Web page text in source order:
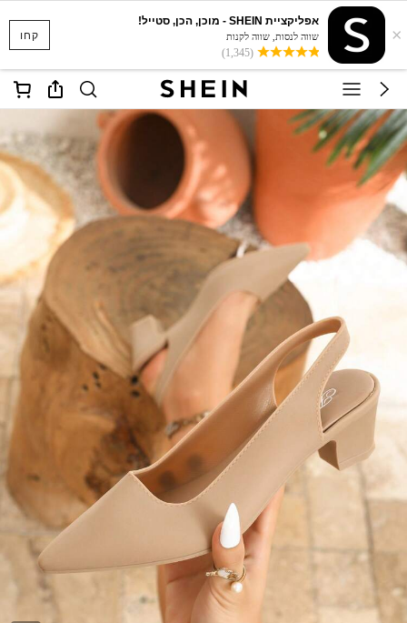
קחו ×
אפליקציית SHEIN - מוכן, הכן, סטייל!
שווה לנסות, שווה לקנות
(1,345)